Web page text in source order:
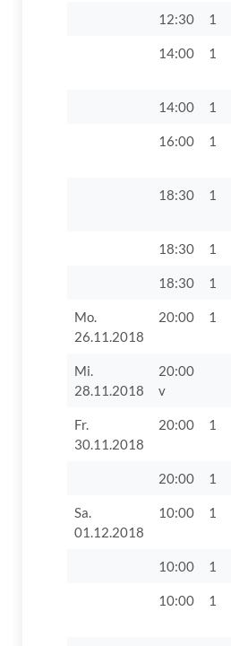
12:30 1
14:00 1
14:00 1
16:00 1
18:30 1
18:30 1
18:30 1
Mo.
26.11.2018
20:00 1
Mi.
28.11.2018
20:00
v
Fr.
30.11.2018
20:00 1
20:00 1
Sa.
01.12.2018
10:00 1
10:00 1
10:00 1